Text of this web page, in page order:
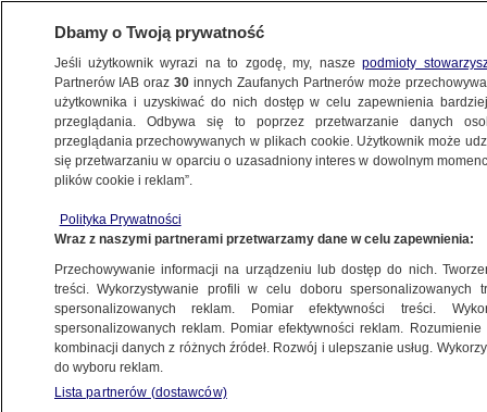
KATOWICE
osoby w szpitalu
27.08.2025, 16:43
Posłuchaj artykułu
Czyta lektor AI
Dbamy o Twoją prywatność
Jeśli użytkownik wyrazi na to zgodę, my, naszepodmioty
Partnerów IAB oraz30 innych Zaufanych Partnerów może
użytkownika i uzyskiwać do nich dostęp w celu zapewnienia
przeglądania. Odbywa się to poprzez przetwarzanie danych
przeglądania przechowywanych w plikach cookie. Użytkownik może
się przetwarzaniu w oparciu o uzasadniony interes w dowolnym
plików cookie i reklam”.
Polityka Prywatności
Wraz z naszymi partnerami przetwarzamy dane w celu zapewnienia:
Przechowywanie informacji na urządzeniu lub dostęp do nich.
treści. Wykorzystywanie profili w celu doboru spersonalizowanych
spersonalizowanych reklam. Pomiar efektywności treści.
spersonalizowanych reklam. Pomiar efektywności reklam.
kombinacji danych z różnych źródeł. Rozwój i ulepszanie usług.
do wyboru reklam.
Lista partnerów (dostawców)